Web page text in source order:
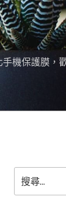
機保護膜，
尋
關